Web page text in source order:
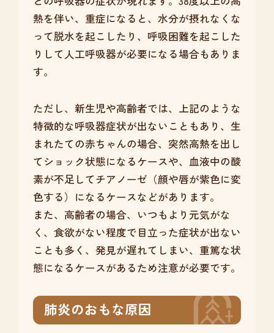
熱を伴い、重症になると、水分が摂れなくな
って脱水を起こしたり、呼吸困難を起こした
りして人工呼吸器が必要になる場合もありま
す。
ただし、新生児や高齢者では、上記のような
特徴的な呼吸器症状が出ないこともあり、生
まれたての赤ちゃんの場合、突然高熱を出し
てショック状態になるケースや、血液中の酸
素が不足してチアノーゼ（顔や唇が紫色に変
色する）になるケースなどがあります。
また、高齢者の場合、いつもより元気がな
く、食欲がない程度で目立った症状が出ない
ことも多く、発見が遅れてしまい、重篤な状
態になるケースがあるため注意が必要です。
肺炎のおもな原因